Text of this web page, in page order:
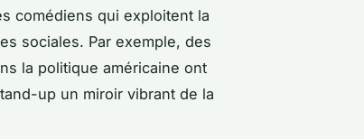
comédiens qui exploitent la
sociales. Par exemple, des
la politique américaine ont
up un miroir vibrant de la